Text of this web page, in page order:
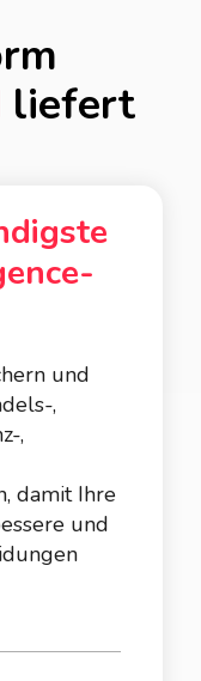
liefert
und
,
,
damit Ihre
und